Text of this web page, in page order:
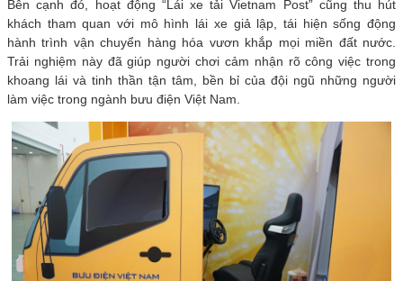
Bên cạnh đó, hoạt động “Lái xe tải Vietnam Post” cũng thu hút
khách tham quan với mô hình lái xe giả lập, tái hiện sống động
hành trình vận chuyển hàng hóa vươn khắp mọi miền đất nước.
Trải nghiệm này đã giúp người chơi cảm nhận rõ công việc trong
khoang lái và tinh thần tận tâm, bền bỉ của đội ngũ những người
làm việc trong ngành bưu điện Việt Nam.